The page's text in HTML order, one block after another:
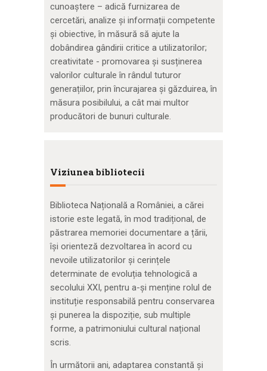
cunoaștere – adică furnizarea de
cercetări, analize și informații competente
și obiective, în măsură să ajute la
dobândirea gândirii critice a utilizatorilor;
creativitate - promovarea și susținerea
valorilor culturale în rândul tuturor
generațiilor, prin încurajarea și găzduirea, în
măsura posibilului, a cât mai multor
producători de bunuri culturale.
Viziunea bibliotecii
Biblioteca Națională a României, a cărei
istorie este legată, în mod tradițional, de
păstrarea memoriei documentare a țării,
își orienteză dezvoltarea în acord cu
nevoile utilizatorilor și cerințele
determinate de evoluția tehnologică a
secolului XXI, pentru a-și menține rolul de
instituție responsabilă pentru conservarea
și punerea la dispoziție, sub multiple
forme, a patrimoniului cultural național
scris.
În următorii ani, adaptarea constantă și